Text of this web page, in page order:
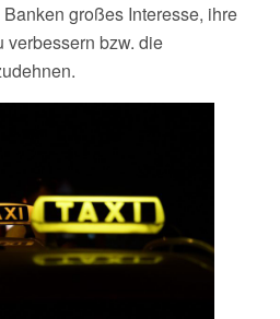
großes Interesse, ihre
bzw. die